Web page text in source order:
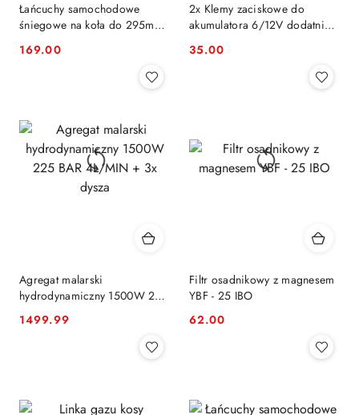
Łańcuchy samochodowe
śniegowe na koła do 295mm
Cena:
169.00
2x Klemy zaciskowe do
akumulatora 6/12V dodatnie
Cena:
35.00
Agregat malarski
hydrodynamiczny 1500W 225
Cena:
1499.99
Filtr osadnikowy z magnesem
YBF - 25 IBO
Cena:
62.00